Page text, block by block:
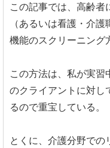
この記事では、高齢者
（あるいは看護・介
機能のスクリーニング
この方法は、私が実習
のクライアントに対し
るので重宝している。
とくに、介護分野での